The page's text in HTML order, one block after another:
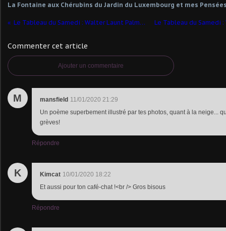
La Fontaine aux Chérubins du Jardin du Luxembourg et mes
Le Tableau du Samedi : Walter Launt Palmer : Winter Reflections
Commenter cet article
Ajouter un commentaire
M mansfield 11/01/2020 21:29
Un poème superbement illustré par tes photos, quant à la neige...
grèves!
Répondre
K Kimcat 10/01/2020 18:22
Et aussi pour ton café-chat !<br /> Gros bisous
Répondre